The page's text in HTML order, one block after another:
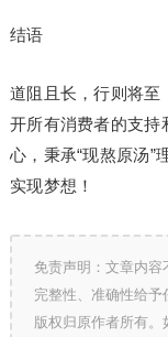
结语
道阻且长，行则将至
开所有消费者的支持
心，秉承“现熬原汤”
实现梦想！
免责声明：文章内容
完整性、准确性给
版权归原作者所有